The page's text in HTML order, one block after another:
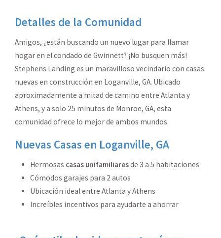
Detalles de la Comunidad
Amigos, ¿están buscando un nuevo lugar para llamar
hogar en el condado de Gwinnett? ¡No busquen más!
Stephens Landing es un maravilloso vecindario con casas
nuevas en construcción en Loganville, GA. Ubicado
aproximadamente a mitad de camino entre Atlanta y
Athens, y a solo 25 minutos de Monroe, GA, esta
comunidad ofrece lo mejor de ambos mundos.
Nuevas Casas en Loganville, GA
Hermosas casas unifamiliaresde 3 a 5 habitaciones
Cómodos garajes para 2 autos
Ubicación ideal entre Atlanta y Athens
Increíbles incentivos para ayudarte a ahorrar